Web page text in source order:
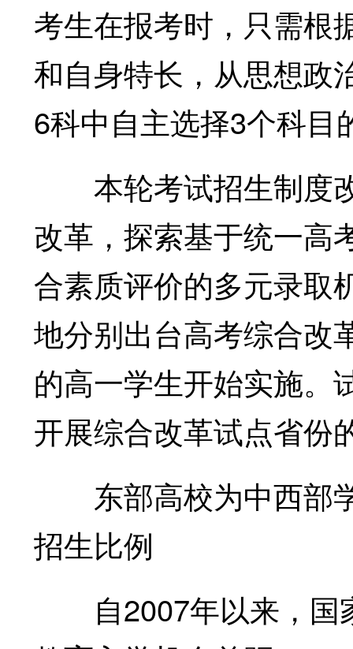
考生在报考时，只需根
和自身特长，从思想政
6科中自主选择3个科目
本轮考试招生制度
改革，探索基于统一高
合素质评价的多元录取
地分别出台高考综合改
的高一学生开始实施。
开展综合改革试点省份
东部高校为中西部
招生比例
自2007年以来，国